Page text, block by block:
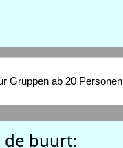
Gruppen ab 20 Personen
de buurt: